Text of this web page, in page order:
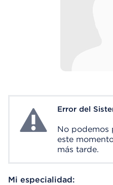
System ErrorError del
No podemos
este
más tarde.
Mi especialidad: